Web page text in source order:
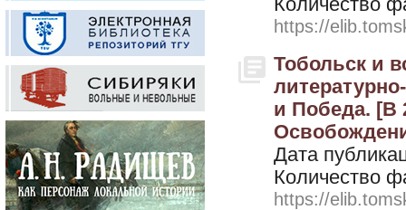
Количество
https://
Тобольск и
и Победа. [В
Дата
Количество
https://